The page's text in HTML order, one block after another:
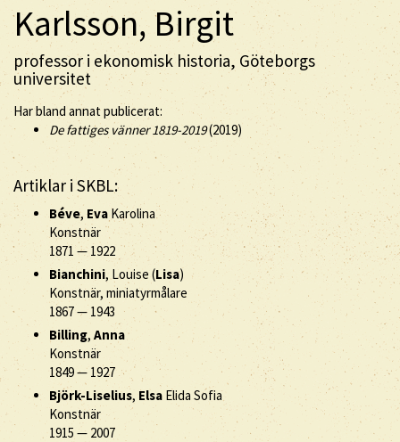
Karlsson, Birgit
professor i ekonomisk historia, Göteborgs
universitet
Har bland annat publicerat:
De fattiges vänner 1819-2019(2019)
Artiklar i SKBL:
Béve, Eva Karolina
Konstnär
1871 — 1922
Bianchini, Louise (Lisa)
Konstnär, miniatyrmålare
1867—1943
Billing, Anna
Konstnär
1849— 1927
Björk-Liselius, Elsa Elida Sofia
Konstnär
1915 — 2007